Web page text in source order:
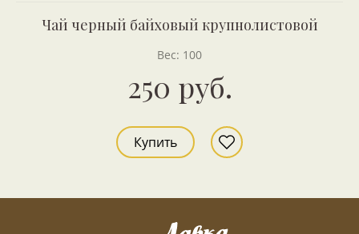
Чай черный байховый крупнолистовой
Вес: 100
250 руб.
Купить